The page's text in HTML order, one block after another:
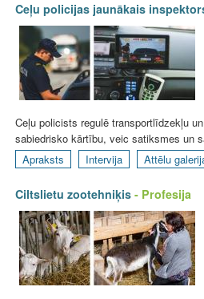
Ceļu policijas jaunākais
Ceļu policists regulē transportlīdzekļu
sabiedrisko kārtību, veic satiksmes un
Apraksts
Intervija Attēlu
Ciltslietu zootehniķis - Profesija